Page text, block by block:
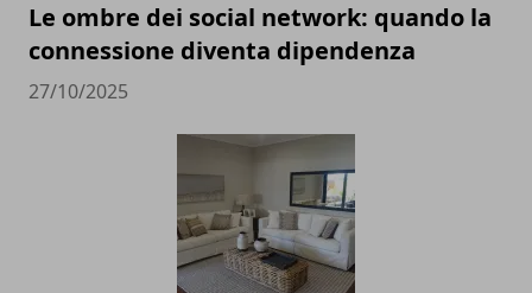
Le ombre dei social network: quando la
connessione diventa dipendenza
27/10/2025